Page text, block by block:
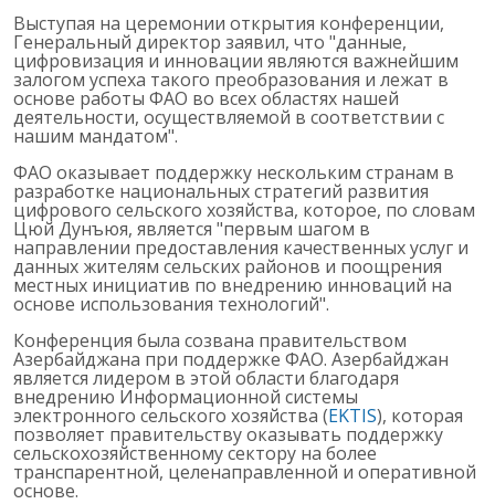
Выступая на церемонии открытия конференции,
Генеральный директор заявил, что "данные,
цифровизация и инновации являются важнейшим
залогом успеха такого преобразования и лежат в
основе работы ФАО во всех областях нашей
деятельности, осуществляемой в соответствии с
нашим мандатом".
ФАО оказывает поддержку нескольким странам в
разработке национальных стратегий развития
цифрового сельского хозяйства, которое, по словам
Цюй Дунъюя, является "первым шагом в
направлении предоставления качественных услуг и
данных жителям сельских районов и поощрения
местных инициатив по внедрению инноваций на
основе использования технологий".
Конференция была созвана правительством
Азербайджана при поддержке ФАО. Азербайджан
является лидером в этой области благодаря
внедрению Информационной системы
электронного сельского хозяйства (EKTIS), которая
позволяет правительству оказывать поддержку
сельскохозяйственному сектору на более
транспарентной, целенаправленной и оперативной
основе.